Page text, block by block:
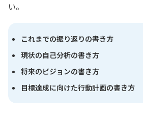
い。
これまでの振り返りの書き方
現状の自己分析の書き方
将来のビジョンの書き方
目標達成に向けた行動計画の書き方